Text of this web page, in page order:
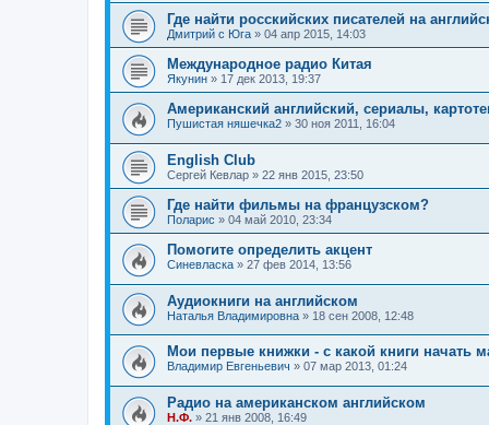
Где найти росскийских писателей на
Дмитрий с Юга » 04 апр 2015, 14:03
Международное радио Китая
Якунин » 17 дек 2013, 19:37
Американский английский, сериалы,
Пушистая няшечка2 » 30 ноя 2011, 16:04
English Club
Сергей Кевлар » 22 янв 2015, 23:50
Где найти фильмы на французском?
Поларис » 04 май 2010, 23:34
Помогите определить акцент
Синевласка » 27 фев 2014, 13:56
Аудиокниги на английском
Наталья Владимировна » 18 сен 2008, 12:48
Мои первые книжки - с какой книги начать
Владимир Евгеньевич » 07 мар 2013, 01:24
Радио на американском английском
Н.Ф. » 21 янв 2008, 16:49